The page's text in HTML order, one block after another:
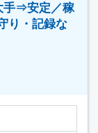
手⇒安定／稼
り・記録な